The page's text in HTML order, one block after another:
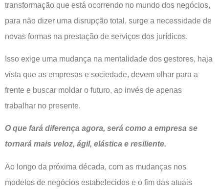
transformação que está ocorrendo no mundo dos negócios,
para não dizer uma disrupção total, surge a necessidade de
novas formas na prestação de serviços dos jurídicos.
Isso exige uma mudança na mentalidade dos gestores, haja
vista que as empresas e sociedade, devem olhar para a
frente e buscar moldar o futuro, ao invés de apenas
trabalhar no presente.
O que fará diferença agora, será como a empresa se
tornará mais veloz, ágil, elástica e resiliente.
Ao longo da próxima década, com as mudanças nos
modelos de negócios estabelecidos e o fim das atuais